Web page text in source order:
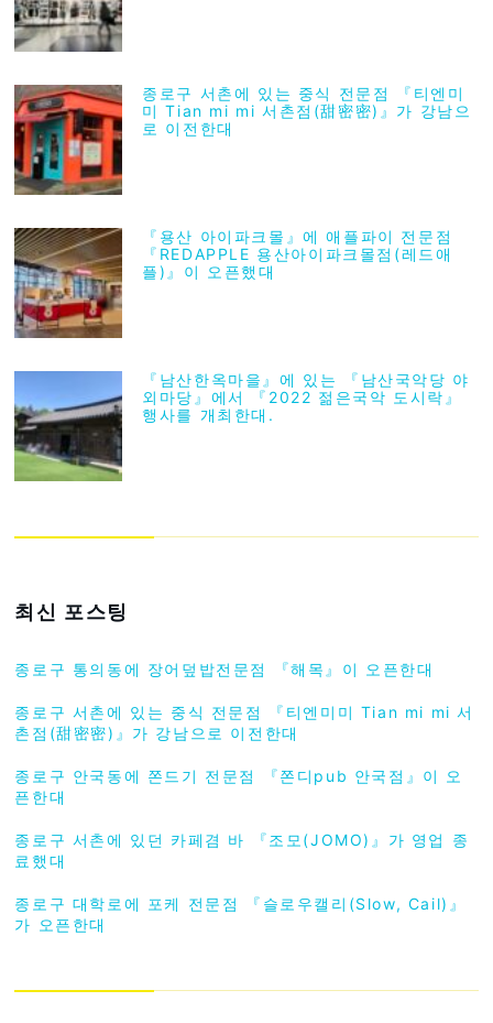
종로구 서촌에 있는 중식 전문점 『티엔미
미 Tian mi mi 서촌점(甜密密)』가 강남으
로 이전한대
『용산 아이파크몰』에 애플파이 전문점
『REDAPPLE 용산아이파크몰점(레드애
플)』이 오픈했대
『남산한옥마을』에 있는 『남산국악당 야
외마당』에서 『2022 젊은국악 도시락』
행사를 개최한대.
최신 포스팅
종로구 통의동에 장어덮밥전문점 『해목』이 오픈한대
종로구 서촌에 있는 중식 전문점 『티엔미미 Tian mi mi 서
촌점(甜密密)』가 강남으로 이전한대
종로구 안국동에 쫀드기 전문점 『쫀디pub 안국점』이 오
픈한대
종로구 서촌에 있던 카페겸 바 『조모(JOMO)』가 영업 종
료했대
종로구 대학로에 포케 전문점 『슬로우캘리(Slow, Cail)』
가 오픈한대